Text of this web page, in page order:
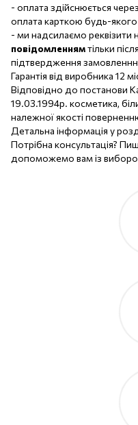
- оплата здійснюється
оплата карткою будь-
- ми надсилаємо реквізити
повідомленнямтільки
підтвердження
Гарантія від виробника 12
Відповідно до постанови
19.03.1994р. косметика,
належної якості
Детальна інформація у
Потрібна консультація?
допоможемо вам із